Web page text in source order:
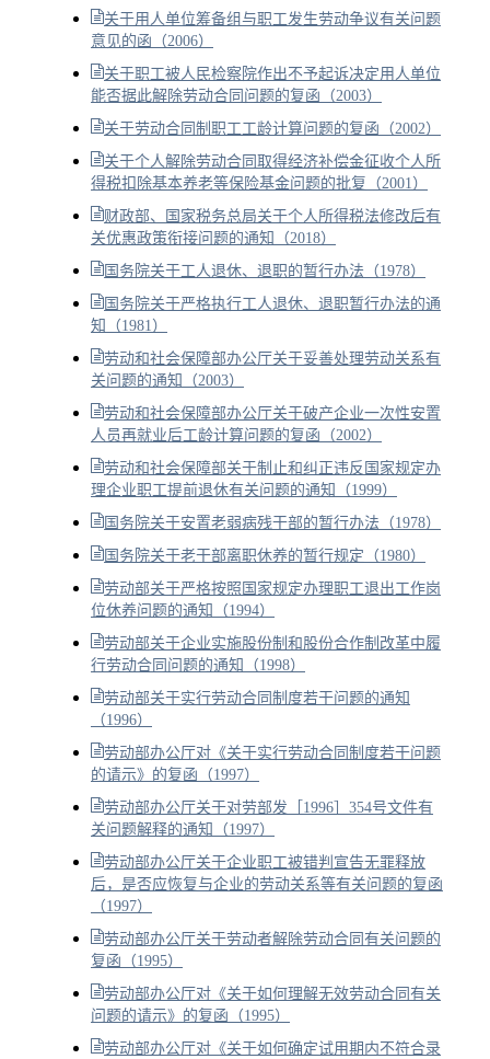
关于用人单位筹备组与职工发生劳动争议有关问题
意见的函（2006）
关于职工被人民检察院作出不予起诉决定用人单位
能否据此解除劳动合同问题的复函（2003）
关于劳动合同制职工工龄计算问题的复函（2002）
关于个人解除劳动合同取得经济补偿金征收个人所
得税扣除基本养老等保险基金问题的批复（2001）
财政部、国家税务总局关于个人所得税法修改后有
关优惠政策衔接问题的通知（2018）
国务院关于工人退休、退职的暂行办法（1978）
国务院关于严格执行工人退休、退职暂行办法的通
知（1981）
劳动和社会保障部办公厅关于妥善处理劳动关系有
关问题的通知（2003）
劳动和社会保障部办公厅关于破产企业一次性安置
人员再就业后工龄计算问题的复函（2002）
劳动和社会保障部关于制止和纠正违反国家规定办
理企业职工提前退休有关问题的通知（1999）
国务院关于安置老弱病残干部的暂行办法（1978）
国务院关于老干部离职休养的暂行规定（1980）
劳动部关于严格按照国家规定办理职工退出工作岗
位休养问题的通知（1994）
劳动部关于企业实施股份制和股份合作制改革中履
行劳动合同问题的通知（1998）
劳动部关于实行劳动合同制度若干问题的通知
（1996）
劳动部办公厅对《关于实行劳动合同制度若干问题
的请示》的复函（1997）
劳动部办公厅关于对劳部发［1996］354号文件有
关问题解释的通知（1997）
劳动部办公厅关于企业职工被错判宣告无罪释放
后，是否应恢复与企业的劳动关系等有关问题的复函
（1997）
劳动部办公厅关于劳动者解除劳动合同有关问题的
复函（1995）
劳动部办公厅对《关于如何理解无效劳动合同有关
问题的请示》的复函（1995）
劳动部办公厅对《关于如何确定试用期内不符合录